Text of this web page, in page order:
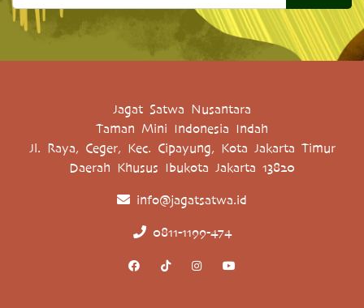
Jagat Satwa Nusantara
Taman Mini Indonesia Indah
Jl. Raya, Ceger, Kec. Cipayung, Kota Jakarta Timur
Daerah Khusus Ibukota Jakarta 13820
info@jagatsatwa.id
0811-1199-474